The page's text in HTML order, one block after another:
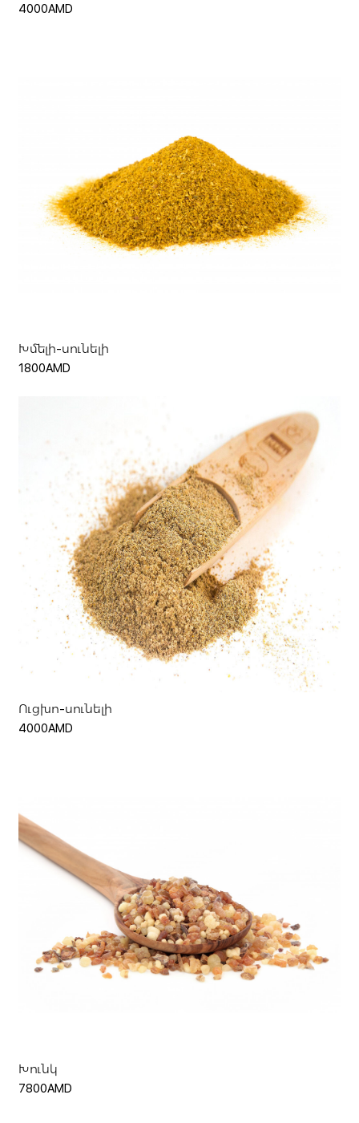
4000AMD
Խմելի-սունելի
1800AMD
Ուցխո-սունելի
4000AMD
Ավելացնել զամբյուղ
Խունկ
7800AMD
Ավելացնել զամբյուղ